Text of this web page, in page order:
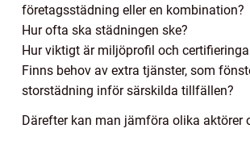
företagsstädning eller en kombination?
Hur ofta ska städningen ske?
Hur viktigt är miljöprofil och
Finns behov av extra tjänster, som
storstädning inför särskilda tillfällen?
Därefter kan man jämföra olika aktörer